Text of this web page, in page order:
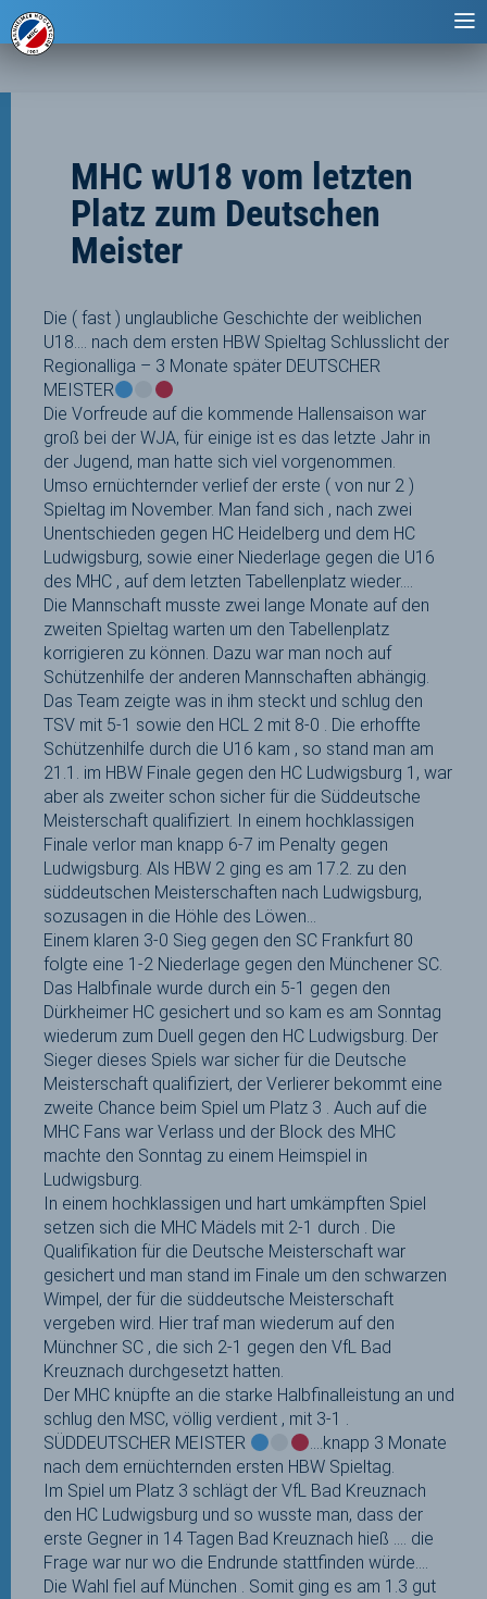
MHC wU18 vom letzten
Platz zum Deutschen
Meister
Die ( fast ) unglaubliche Geschichte der weiblichen
U18…. nach dem ersten HBW Spieltag Schlusslicht der
Regionalliga – 3 Monate später DEUTSCHER
MEISTER
Die Vorfreude auf die kommende Hallensaison war
groß bei der WJA, für einige ist es das letzte Jahr in
der Jugend, man hatte sich viel vorgenommen.
Umso ernüchternder verlief der erste ( von nur 2 )
Spieltag im November. Man fand sich , nach zwei
Unentschieden gegen HC Heidelberg und dem HC
Ludwigsburg, sowie einer Niederlage gegen die U16
des MHC , auf dem letzten Tabellenplatz wieder….
Die Mannschaft musste zwei lange Monate auf den
zweiten Spieltag warten um den Tabellenplatz
korrigieren zu können. Dazu war man noch auf
Schützenhilfe der anderen Mannschaften abhängig.
Das Team zeigte was in ihm steckt und schlug den
TSV mit 5-1 sowie den HCL 2 mit 8-0 . Die erhoffte
Schützenhilfe durch die U16 kam , so stand man am
21.1. im HBW Finale gegen den HC Ludwigsburg 1, war
aber als zweiter schon sicher für die Süddeutsche
Meisterschaft qualifiziert. In einem hochklassigen
Finale verlor man knapp 6-7 im Penalty gegen
Ludwigsburg. Als HBW 2 ging es am 17.2. zu den
süddeutschen Meisterschaften nach Ludwigsburg,
sozusagen in die Höhle des Löwen…
Einem klaren 3-0 Sieg gegen den SC Frankfurt 80
folgte eine 1-2 Niederlage gegen den Münchener SC.
Das Halbfinale wurde durch ein 5-1 gegen den
Dürkheimer HC gesichert und so kam es am Sonntag
wiederum zum Duell gegen den HC Ludwigsburg. Der
Sieger dieses Spiels war sicher für die Deutsche
Meisterschaft qualifiziert, der Verlierer bekommt eine
zweite Chance beim Spiel um Platz 3 . Auch auf die
MHC Fans war Verlass und der Block des MHC
machte den Sonntag zu einem Heimspiel in
Ludwigsburg.
In einem hochklassigen und hart umkämpften Spiel
setzen sich die MHC Mädels mit 2-1 durch . Die
Qualifikation für die Deutsche Meisterschaft war
gesichert und man stand im Finale um den schwarzen
Wimpel, der für die süddeutsche Meisterschaft
vergeben wird. Hier traf man wiederum auf den
Münchner SC , die sich 2-1 gegen den VfL Bad
Kreuznach durchgesetzt hatten.
Der MHC knüpfte an die starke Halbfinalleistung an und
schlug den MSC, völlig verdient , mit 3-1 .
SÜDDEUTSCHER MEISTER
….knapp 3 Monate
nach dem ernüchternden ersten HBW Spieltag.
Im Spiel um Platz 3 schlägt der VfL Bad Kreuznach
den HC Ludwigsburg und so wusste man, dass der
erste Gegner in 14 Tagen Bad Kreuznach hieß …. die
Frage war nur wo die Endrunde stattfinden würde….
Die Wahl fiel auf München . Somit ging es am 1.3 gut